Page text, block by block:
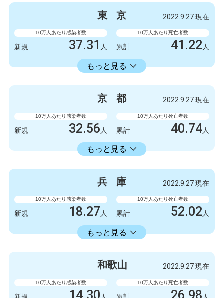
3300人 新規
2086723 6412
東 京 2022.9.27 現在
10万人あたり感染者数
新規 37.31 人
10万人あたり死亡者数
累計 41.22 人
もっと見る
22429.74人
5247人 新規
5798
京 都 2022.9.27 現在
10万人あたり感染者数
新規 32.56 人
10万人あたり死亡者数
累計 40.74人
もっと見る
18413.86人
840人 新規
475063 1051
兵 庫 2022.9.27 現在
10万人あたり感染者数
新規 18.27 人
10万人あたり死亡者数
累計 52.02 人
もっと見る
18353.34人
999人 新規
1003778 2845
和歌山 2022.9.27 現在
10万人あたり感染者数 10万人あたり死亡者数